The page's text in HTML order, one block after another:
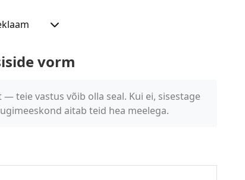
vorm
— teie vastus võib olla seal. Kui ei, sisestage
aitab teid hea meelega.